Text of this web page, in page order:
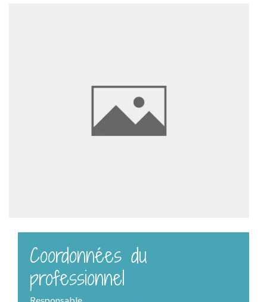
Coordonnées du
professionnel